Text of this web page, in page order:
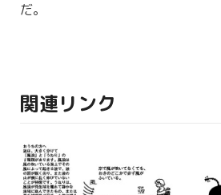
だ。
関連リンク